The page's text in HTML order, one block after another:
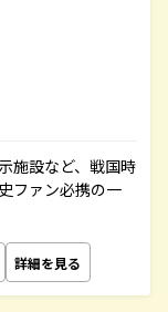
施設など、戦国時
ファン必携の一
詳細を見る